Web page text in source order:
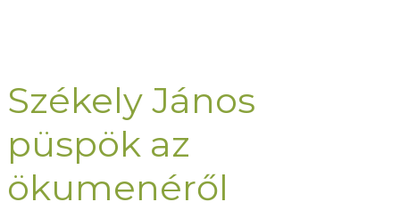
Székely János
püspök az
ökumenéről